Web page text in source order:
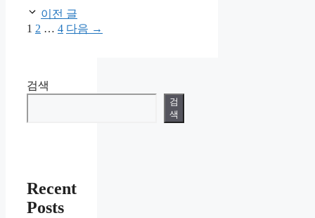
이전 글
페
1 페
2 … 페
4 다음 →
검색
검
색
Recent
Posts